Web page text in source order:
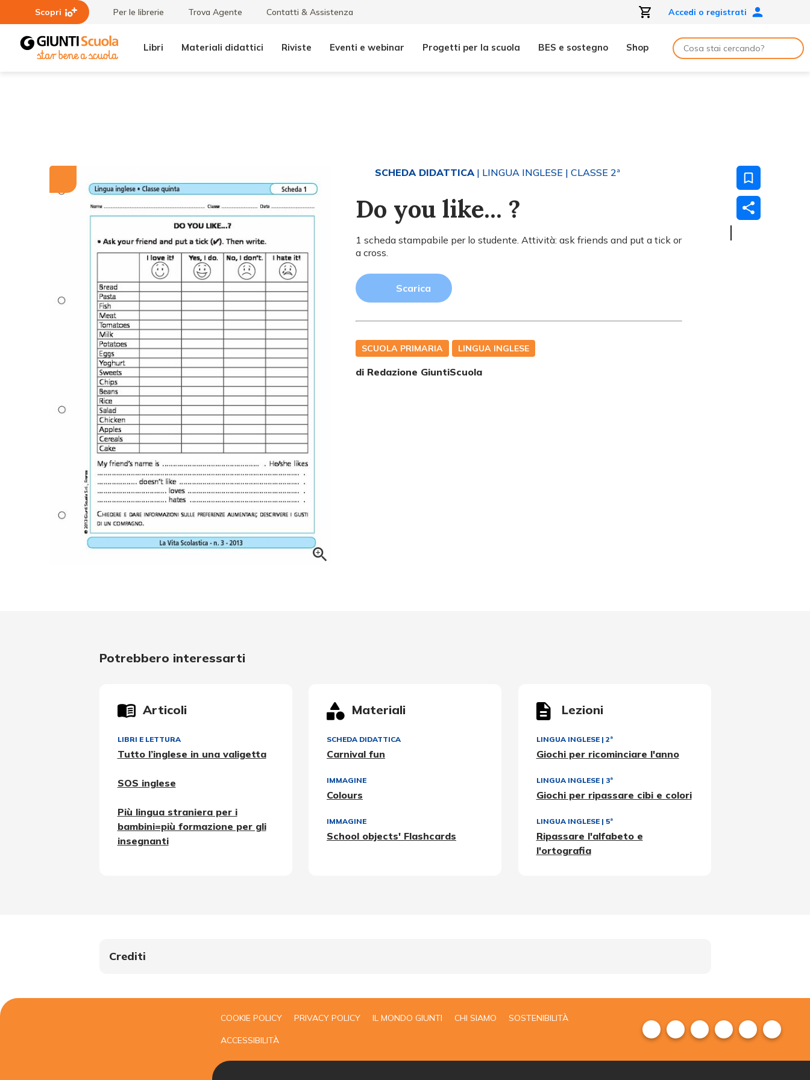
Scopri Per le librerie Trova Agente Contatti & Assistenza Accedi o registrati
Libri Materiali didattici Riviste Eventi e webinar Progetti per la scuola BES e sostegno Shop
SCHEDA DIDATTICA| LINGUA INGLESE | CLASSE 2ª
Do you like... ?
1 scheda stampabile per lo studente. Attività: ask friends and put a tick or
a cross.
Scarica
SCUOLA PRIMARIA LINGUA INGLESE
di Redazione GiuntiScuola
Potrebbero interessarti
Articoli
LIBRI E LETTURA
Tutto l’inglese in una valigetta
SOS inglese
Più lingua straniera per i
bambini=più formazione per gli
insegnanti
Materiali
SCHEDA DIDATTICA
Carnival fun
IMMAGINE
Colours
IMMAGINE
School objects' Flashcards
Lezioni
LINGUA INGLESE| 2ª
Giochi per ricominciare l'anno
LINGUA INGLESE| 3ª
Giochi per ripassare cibi e colori
LINGUA INGLESE| 5ª
Ripassare l'alfabeto e
l'ortografia
Crediti
COOKIE POLICY PRIVACY POLICY IL MONDO GIUNTI CHI SIAMO SOSTENIBILITÀ
ACCESSIBILITÀ